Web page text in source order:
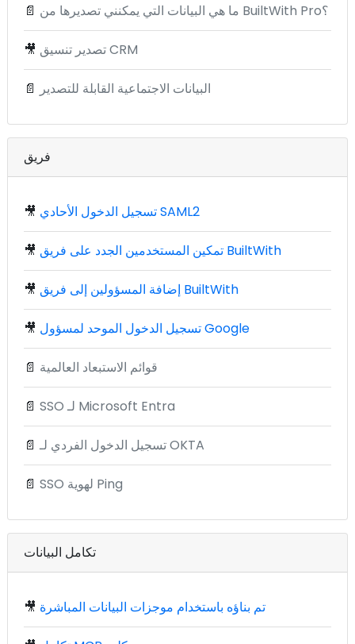
📄 ما هي البيانات التي يمكنني تصديرها من BuiltWith Pro؟
🎥 تصدير تنسيق CRM
📄 البيانات الاجتماعية القابلة للتصدير
فريق
🎥 تسجيل الدخول الأحادي SAML2
🎥 تمكين المستخدمين الجدد على فريق BuiltWith
🎥 إضافة المسؤولين إلى فريق BuiltWith
🎥 تسجيل الدخول الموحد لمسؤول Google
📄 قوائم الاستبعاد العالمية
📄 SSO لـ Microsoft Entra
📄 تسجيل الدخول الفردي لـ OKTA
📄 SSO لهوية Ping
تكامل البيانات
🎥 تم بناؤه باستخدام موجزات البيانات المباشرة